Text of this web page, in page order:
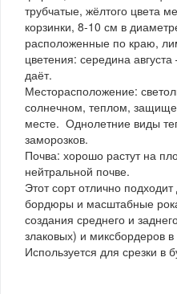
трубчатые, жёлтого цвета
корзинки, 8-10 см в
расположенные по краю,
цветения: середина
даёт.
Месторасположение:
солнечном, теплом,
месте. Однолетние виды
заморозков.
Почва: хорошо растут на
нейтральной почве.
Этот сорт отлично
бордюры и масштабные
создания среднего и
злаковых) и миксбордеров
Используется для срезки в